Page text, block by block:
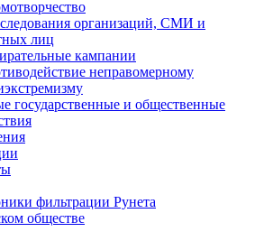
организаций, СМИ и
лиц
кампании
неправомерному
государственные и общественные
фильтрации Рунета
обществе